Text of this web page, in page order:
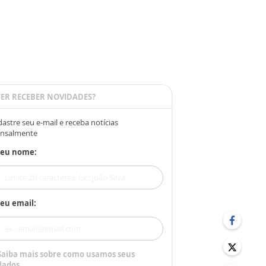
RECEBER NOVIDADES?
seu e-mail e receba notícias
nome:
email:
mais sobre como usamos seus